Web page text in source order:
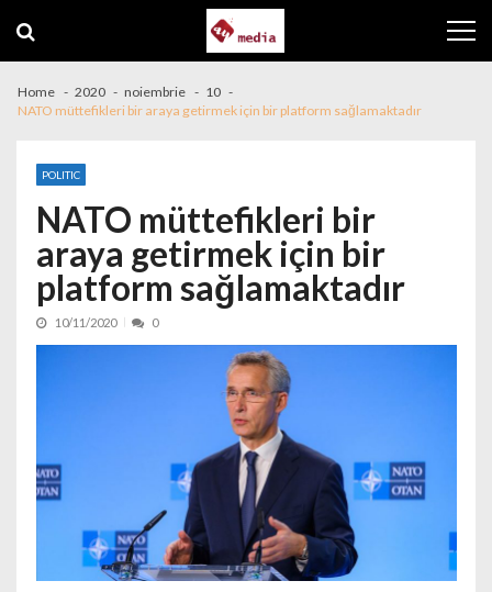
Home 2020 noiembrie
10
NATO müttefikleri bir araya getirmek için bir platform sağlamaktadır
POLITIC
NATO müttefikleri bir
araya getirmek için bir
platform sağlamaktadır
10/11/2020 0